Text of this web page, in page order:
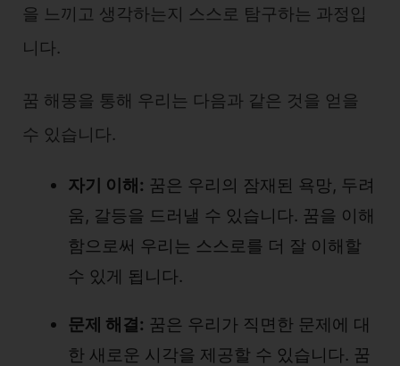
을 느끼고 생각하는지 스스로 탐구하는 과정입
니다.
꿈 해몽을 통해 우리는 다음과 같은 것을 얻을
수 있습니다.
자기 이해: 꿈은 우리의 잠재된 욕망, 두려
움, 갈등을 드러낼 수 있습니다. 꿈을 이해
함으로써 우리는 스스로를 더 잘 이해할
수 있게 됩니다.
문제 해결: 꿈은 우리가 직면한 문제에 대
한 새로운 시각을 제공할 수 있습니다. 꿈